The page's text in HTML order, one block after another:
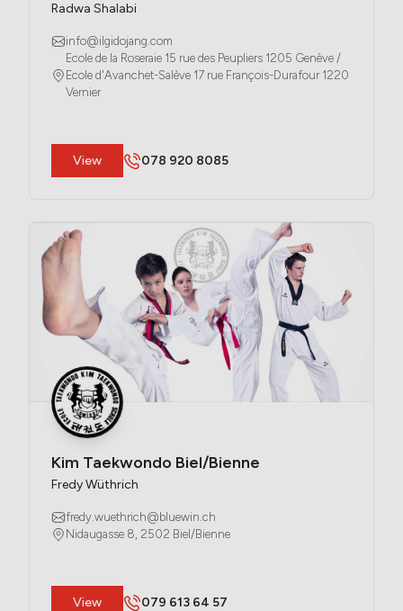
Radwa Shalabi
info@ilgidojang.com
Ecole de la Roseraie 15 rue des Peupliers 1205 Genève /
Ecole d'Avanchet-Salève 17 rue François-Durafour 1220
Vernier
​View 078 920 8085
Kim Taekwondo Biel/Bienne
Fredy Wüthrich
fredy.wuethrich@bluewin.ch
Nidaugasse 8, 2502 Biel/Bienne
​View 079 613 64 57